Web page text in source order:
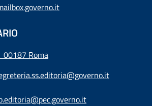
00187 Roma